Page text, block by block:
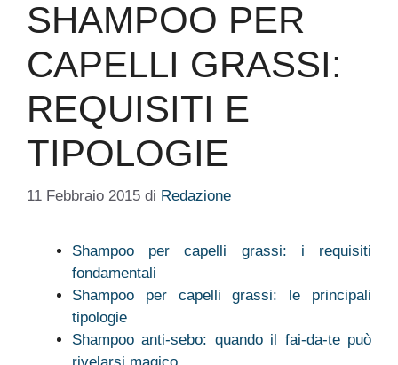
SHAMPOO PER
CAPELLI GRASSI:
REQUISITI E
TIPOLOGIE
11 Febbraio 2015 di Redazione
Shampoo per capelli grassi: i requisiti
fondamentali
Shampoo per capelli grassi: le principali
tipologie
Shampoo anti-sebo: quando il fai-da-te può